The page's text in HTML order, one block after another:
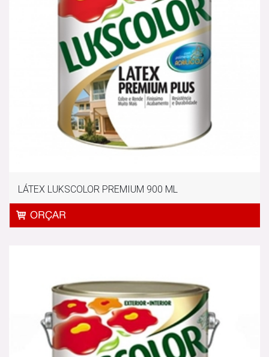
LÁTEX LUKSCOLOR PREMIUM 900 ML